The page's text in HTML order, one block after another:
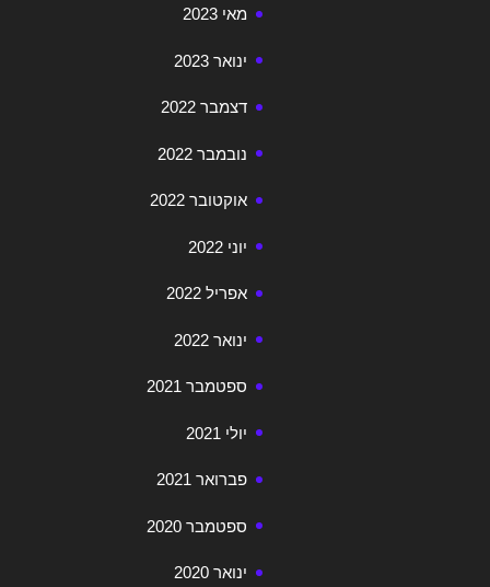
מאי 2023
ינואר 2023
דצמבר 2022
נובמבר 2022
אוקטובר 2022
יוני 2022
אפריל 2022
ינואר 2022
ספטמבר 2021
יולי 2021
פברואר 2021
ספטמבר 2020
ינואר 2020